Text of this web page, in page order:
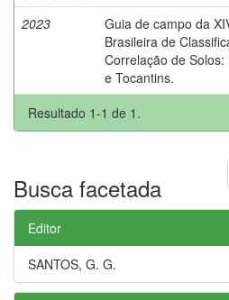
2023
Guia de campo da
Brasileira de
Correlação de Solos:
e Tocantins.
Resultado 1-1 de 1.
Busca facetada
Editor
SANTOS, G. G.